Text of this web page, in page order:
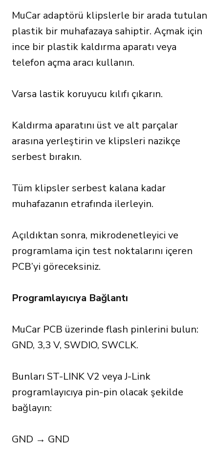
MuCar adaptörü klipslerle bir arada tutulan
plastik bir muhafazaya sahiptir. Açmak için
ince bir plastik kaldırma aparatı veya
telefon açma aracı kullanın.
Varsa lastik koruyucu kılıfı çıkarın.
Kaldırma aparatını üst ve alt parçalar
arasına yerleştirin ve klipsleri nazikçe
serbest bırakın.
Tüm klipsler serbest kalana kadar
muhafazanın etrafında ilerleyin.
Açıldıktan sonra, mikrodenetleyici ve
programlama için test noktalarını içeren
PCB’yi göreceksiniz.
Programlayıcıya Bağlantı
MuCar PCB üzerinde flash pinlerini bulun:
GND, 3,3 V, SWDIO, SWCLK.
Bunları ST-LINK V2 veya J-Link
programlayıcıya pin-pin olacak şekilde
bağlayın:
GND → GND